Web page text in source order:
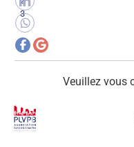
3
Veuillez vous
0COMMENTAIRES